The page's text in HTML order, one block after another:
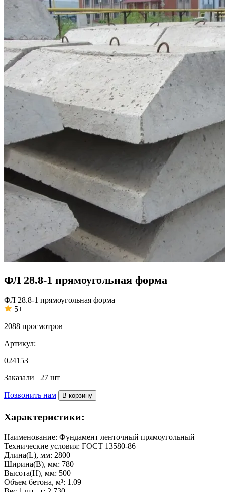
ФЛ 28.8-1 прямоугольная форма
ФЛ 28.8-1 прямоугольная форма
5+
2088 просмотров
Артикул:
024153
Заказали 27 шт
Позвонить нам В корзину
Характеристики:
Наименование: Фундамент ленточный прямоугольный
Технические условия: ГОСТ 13580-86
Длина(L), мм: 2800
Ширина(B), мм: 780
Высота(H), мм: 500
Объем бетона, м³: 1.09